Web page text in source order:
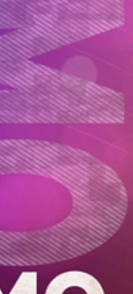
Economique